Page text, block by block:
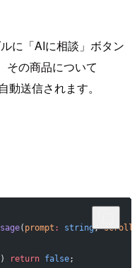
に「AIに相談」ボタン
その商品について
送信されます。
( prompt : string,
return false;